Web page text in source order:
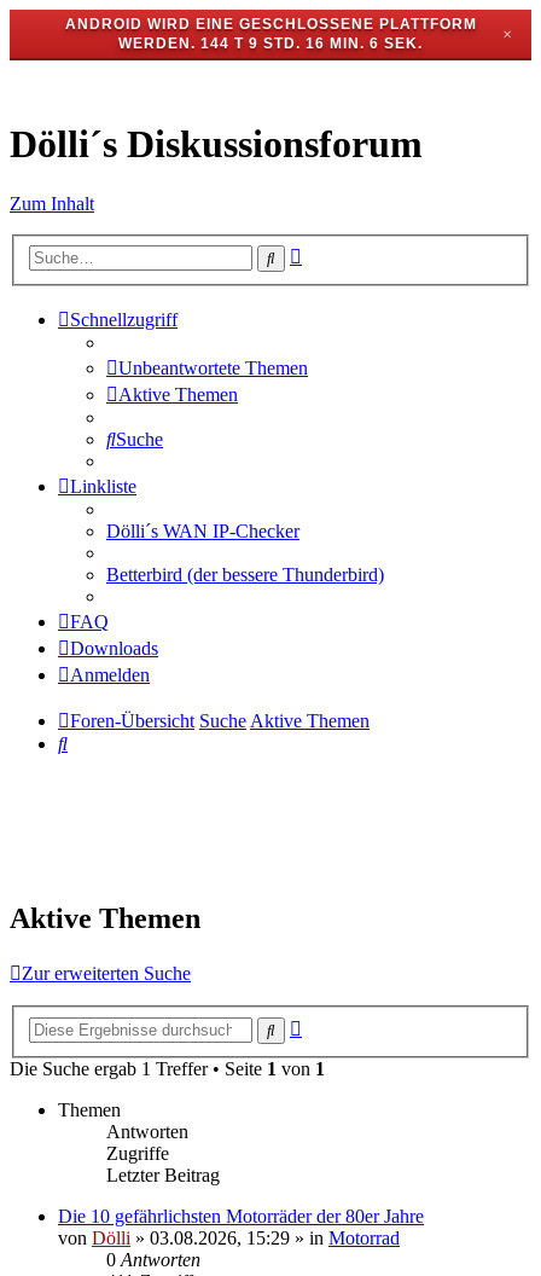
ANDROID WIRD EINE GESCHLOSSENE PLATTFORM
WERDEN. 144 T 9 STD. 16 MIN. 6 SEK.
✕
Dölli´s Diskussionsforum
Zum Inhalt
Suche
Schnellzugriff
Unbeantwortete Themen
Aktive Themen
Suche
Linkliste
Dölli´s WAN IP-Checker
Betterbird (der bessere Thunderbird)
FAQ
Downloads
Anmelden
Foren-Übersicht SucheAktive Themen
Suche
Aktive Themen
Zur erweiterten Suche
Suche
Die Suche ergab 1 Treffer • Seite 1 von 1
Themen
Antworten
Zugriffe
Letzter Beitrag
Die 10 gefährlichsten Motorräder der 80er Jahre
von Dölli » 03.08.2026, 15:29 » in Motorrad
0 Antworten